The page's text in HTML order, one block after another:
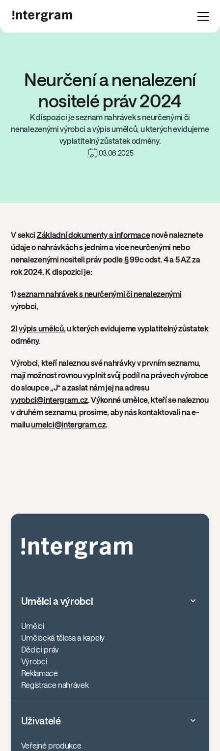
Neurčení a nenalezení
nositelé práv 2024
K dispozici je seznam nahrávek s neurčenými či
nenalezenými výrobci a výpis umělců, u kterých evidujeme
vyplatitelný zůstatek odměny.
03.06.2025
V sekci Základní dokumenty a informacenově naleznete
údaje o nahrávkách s jedním a více neurčenými nebo
nenalezenými nositeli práv podle § 99c odst. 4 a 5 AZ za
rok 2024. K dispozici je:
1)seznam nahrávek s neurčenými či nenalezenými
výrobci,
2)výpis umělců, u kterých evidujeme vyplatitelný zůstatek
odměny.
Výrobci, kteří naleznou své nahrávky v prvním seznamu,
mají možnost rovnou vyplnit svůj podíl na právech výrobce
do sloupce „J“ a zaslat nám jej na adresu
vyrobci@intergram.cz. Výkonné umělce, kteří se naleznou
v druhém seznamu, prosíme, aby nás kontaktovali na e-
mailuumelci@intergram.cz.
Umělci a výrobci
Umělci
Umělecká tělesa a kapely
Dědici práv
Výrobci
Reklamace
Registrace nahrávek
Uživatelé
Veřejné produkce